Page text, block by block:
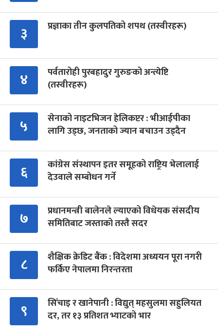
३ प्रज्ञाका तीन कुलपतिको शपथ (तस्वीरहरू)
४
पर्वतारोही पुरबहादुर गुरुङको अन्त्येष्टि
(तस्वीरहरू)
५
सेनाको नाइटभिजन हेलिकप्टर : भीआईपीका
लागि उड्छ, जनताको ज्यान बचाउन उड्दैन
६
कांग्रेस संस्थापन इतर समूहको राष्ट्रिय भेलालाई
देउवाले सम्बोधन गर्ने
७
प्रधानमन्त्री बालेनले ल्याएको विधेयक संसदीय
समितिबाट जस्ताको तस्तै सदर
८
शैक्षिक क्रेडिट बैंक : विदेशमा अध्ययन पूरा नगरी
फर्किए नेपालमा निरन्तरता
९
सिँचाइ र खानेपानी : विद्युत् महसुलमा सहुलियत
दर, तर १३ प्रतिशत भ्याटको भार